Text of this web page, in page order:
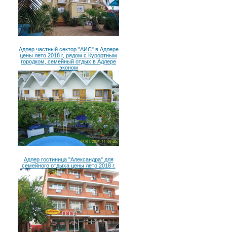
Адлер частный сектор "АИС" в Адлере
цены лето 2018 г, рядом с Курортным
городком, семейный отдых в Адлере
эконом
Адлер гостиница "Александра" для
семейного отдыха цены лето 2018 г.